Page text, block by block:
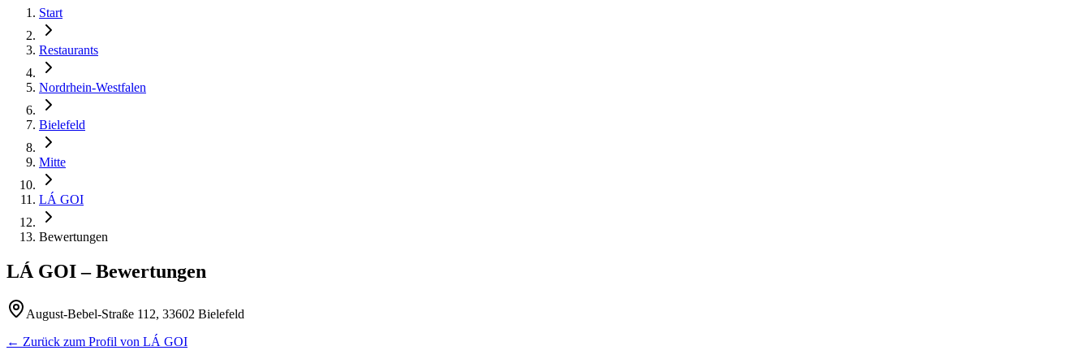
Start
Restaurants
Nordrhein-Westfalen
Bielefeld
Mitte
LÁ GOI
Bewertungen
LÁ GOI – Bewertungen
August-Bebel-Straße 112, 33602 Bielefeld
← Zurück zum Profil von LÁ GOI